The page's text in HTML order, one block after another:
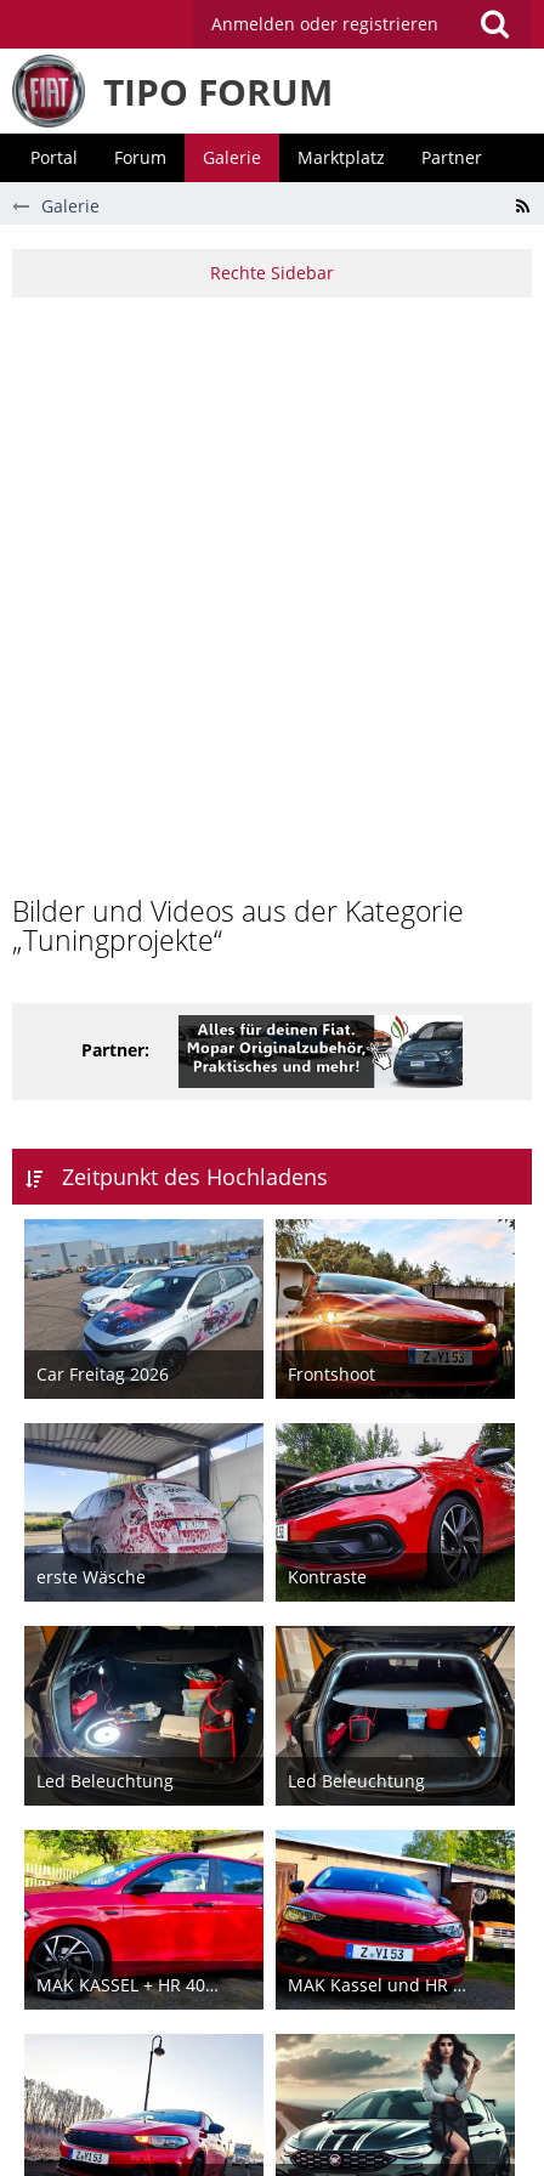
Anmelden oder registrieren
TIPO FORUM
Portal Forum Galerie Marktplatz Partner
Galerie
Bilder und Videos aus der Kategorie
„Tuningprojekte“
Partner:
Zeitpunkt des Hochladens
Car Freitag 2026
14. April 2026
6
Frontshoot
22. August 2025
erste Wäsche
22. August 2025
3
Kontraste
1. Juli 2025
12
Led Beleuchtung
25. Juni 2025
6
Led Beleuchtung
25. Juni 2025
8
MAK KASSEL + HR 40mm
21. Mai 2025
11
MAK Kassel und HR 40mm
21. Mai 2025
9